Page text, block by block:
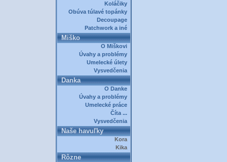
Koláčiky
Obúva túlavé topánky
Decoupage
Patchwork a iné
Miško
O Miškovi
Úvahy a problémy
Umelecké úlety
Vysvedčenia
Danka
O Danke
Úvahy a problémy
Umelecké práce
Číta ...
Vysvedčenia
Naše havuľky
Kora
Kika
Rôzne